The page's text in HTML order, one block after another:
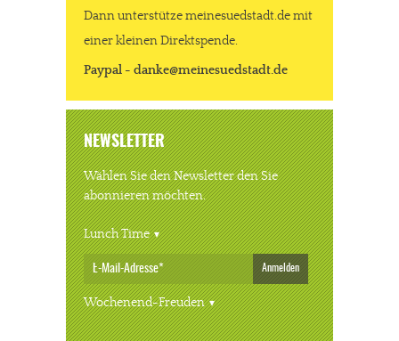
Dann unterstütze meinesuedstadt.de mit
einer kleinen Direktspende.
Paypal - danke@meinesuedstadt.de
NEWSLETTER
Wählen Sie den Newsletter den Sie
abonnieren möchten.
Lunch Time
Anmelden
Wochenend-Freuden